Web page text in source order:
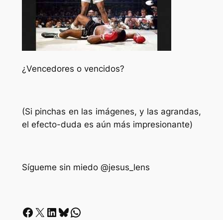
¿Vencedores o vencidos?
(Si pinchas en las imágenes, y las agrandas,
el efecto-duda es aún más impresionante)
Sígueme sin miedo @jesus_lens
Facebook X LinkedIn Bluesky Whatsapp